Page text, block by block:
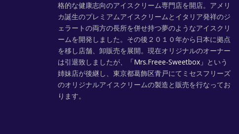
格的な健康志向のアイスクリーム専門店を開店。アメリ
カ誕生のプレミアムアイスクリームとイタリア発祥のジ
ェラートの両方の長所を併せ持つ夢のようなアイスクリ
ームを開発しました。その後２０１０年から日本に拠点
を移し店舗、卸販売を展開。現在オリジナルのオーナー
は引退致しましたが、
「Mrs.Freee-Sweetbox」 という
姉妹店が後継し、東京都葛飾区青戸にてミセスフリーズ
のオリジナルアイスクリームの製造と販売を行なってお
ります。